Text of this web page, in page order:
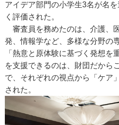
アイデア部門の小学生3名が名
く評価された。
審査員を務めたのは、介護、
発、情報学など、多様な分野の
「熱意と原体験に基づく発想を
を支援できるのは、財団だから
で、それぞれの視点から「ケア
された。